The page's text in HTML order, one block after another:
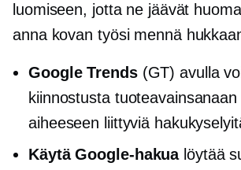
luomiseen, jotta ne jäävät
anna kovan työsi mennä
Google Trends(GT) avulla
kiinnostusta
aiheeseen liittyviä
Käytä Google-hakualöytää